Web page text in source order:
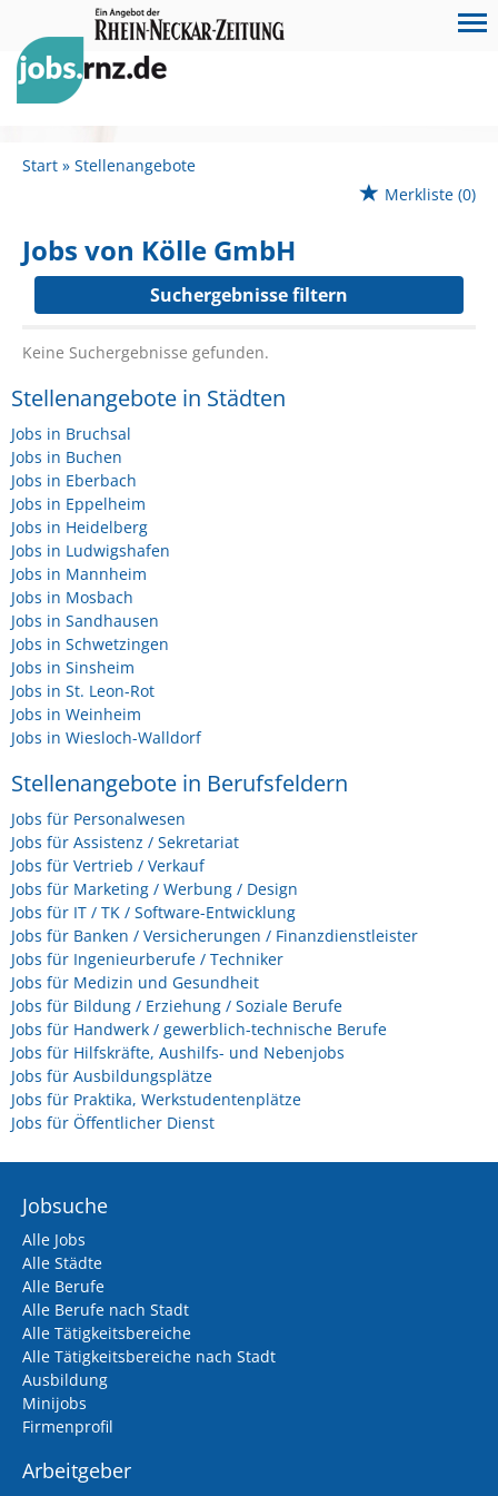
Start
Stellenangebote
Merkliste (0)
Jobs von Kölle GmbH
Suchergebnisse filtern
Keine Suchergebnisse gefunden.
Stellenangebote in Städten
Jobs in Bruchsal
Jobs in Buchen
Jobs in Eberbach
Jobs in Eppelheim
Jobs in Heidelberg
Jobs in Ludwigshafen
Jobs in Mannheim
Jobs in Mosbach
Jobs in Sandhausen
Jobs in Schwetzingen
Jobs in Sinsheim
Jobs in St. Leon-Rot
Jobs in Weinheim
Jobs in Wiesloch-Walldorf
Stellenangebote in Berufsfeldern
Jobs für Personalwesen
Jobs für Assistenz / Sekretariat
Jobs für Vertrieb / Verkauf
Jobs für Marketing / Werbung / Design
Jobs für IT / TK / Software-Entwicklung
Jobs für Banken / Versicherungen / Finanzdienstleister
Jobs für Ingenieurberufe / Techniker
Jobs für Medizin und Gesundheit
Jobs für Bildung / Erziehung / Soziale Berufe
Jobs für Handwerk / gewerblich-technische Berufe
Jobs für Hilfskräfte, Aushilfs- und Nebenjobs
Jobs für Ausbildungsplätze
Jobs für Praktika, Werkstudentenplätze
Jobs für Öffentlicher Dienst
Jobsuche
Alle Jobs
Alle Städte
Alle Berufe
Alle Berufe nach Stadt
Alle Tätigkeitsbereiche
Alle Tätigkeitsbereiche nach Stadt
Ausbildung
Minijobs
Firmenprofil
Arbeitgeber